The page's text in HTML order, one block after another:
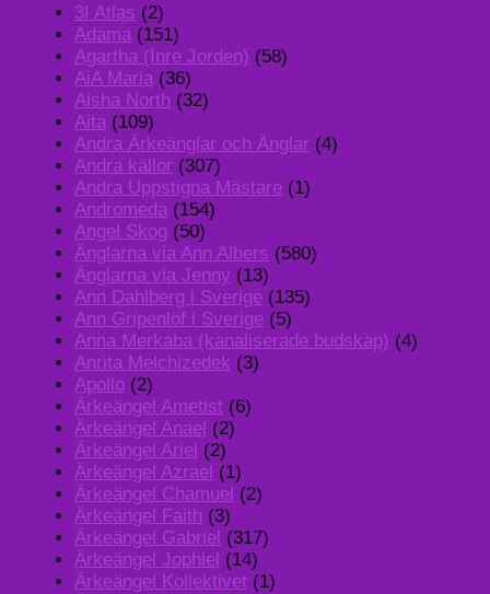
3I Atlas (2)
Adama (151)
Agartha (Inre Jorden) (58)
AiA Maria (36)
Aisha North (32)
Aita (109)
Andra Ärkeänglar och Änglar (4)
Andra källor (307)
Andra Uppstigna Mästare (1)
Andromeda (154)
Angel Skog (50)
Änglarna via Ann Albers (580)
Änglarna via Jenny (13)
Ann Dahlberg i Sverige (135)
Ann Gripenlöf i Sverige (5)
Anna Merkaba (kanaliserade budskap) (4)
Anrita Melchizedek (3)
Apollo (2)
Ärkeängel Ametist (6)
Ärkeängel Anael (2)
Ärkeängel Ariel (2)
Ärkeängel Azrael (1)
Ärkeängel Chamuel (2)
Ärkeängel Faith (3)
Ärkeängel Gabriel (317)
Ärkeängel Jophiel (14)
Ärkeängel Kollektivet (1)